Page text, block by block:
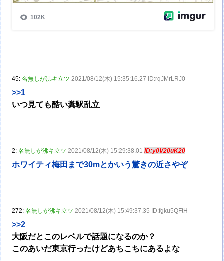
45:名無しが沸キ立ツ 2021/08/12(木) 15:35:16.27 ID:rqJMrLRJ0
>>1
いつ見ても酷い糞駅乱立
2:名無しが沸キ立ツ 2021/08/12(木) 15:29:38.01ID:y0V20uK20
ホワイティ梅田まで30mとかいう驚きの近さやぞ
272:名無しが沸キ立ツ 2021/08/12(木) 15:49:37.35 ID:fgku5QFtH
>>2
大阪だとこのレベルで話題になるのか？
このあいだ東京行ったけどあちこちにあるよな